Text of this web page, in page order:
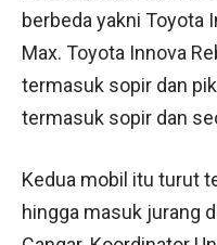
berbeda yakni Toyota
Max. Toyota Innova
termasuk sopir dan
termasuk sopir dan
Kedua mobil itu turut
hingga masuk jurang